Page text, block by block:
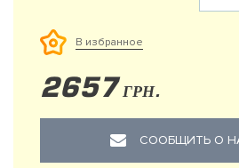
В избранное
2657 ГРН.
СООБЩИТЬ О